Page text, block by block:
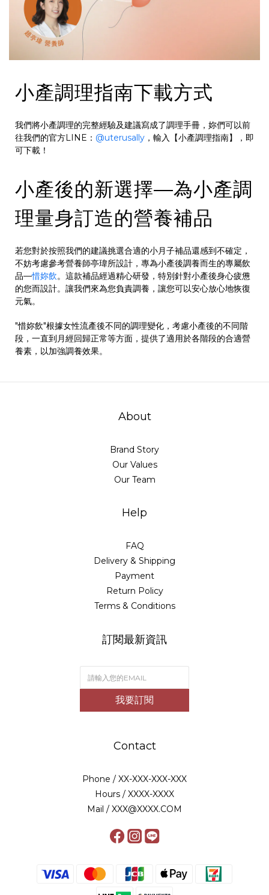
小產調理指南下載方式
我們將小產調理的完整經驗及建議寫成了調理手冊，妳們可以前
往我們的官方LINE： @uterusally ，輸入【小產調理指南】，即
可下載！
小產後的新選擇—為小產調
理量身訂造的營養補品
若您對於按照我們的建議挑選合適的小月子補品還感到不確定，
不妨考慮參考營養師亭瑋所設計，專為小產後調養而生的專屬飲
品—惜妳飲。這款補品經過精心研發，特別針對小產後身心疲憊
的您而設計。讓我們來為您負責調養，讓您可以安心放心地恢復
元氣。
"惜妳飲"根據女性流產後不同的調理變化，考慮小產後的不同階
段，一直到月經回歸正常等方面，提供了適用於各階段的合適營
養素，以加強調養效果。
About
Brand Story
Our Values
Our Team
Help
FAQ
Delivery & Shipping
Payment
Return Policy
Terms & Conditions
訂閱最新資訊
我要訂閱
Contact
Phone / XX-XXX-XXX-XXX
Hours / XXXX-XXXX
Mail / XXX@XXXX.COM